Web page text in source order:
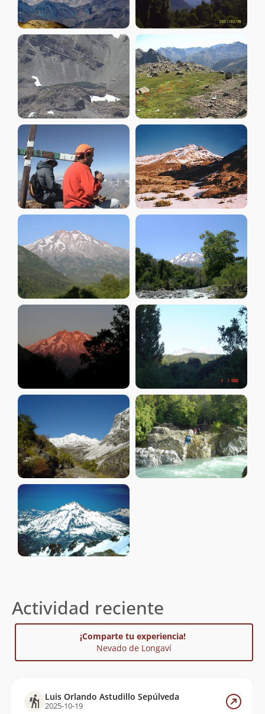
Actividad reciente
¡Comparte tu experiencia!
Nevado de Longaví
Luis Orlando Astudillo Sepúlveda
2025-10-19